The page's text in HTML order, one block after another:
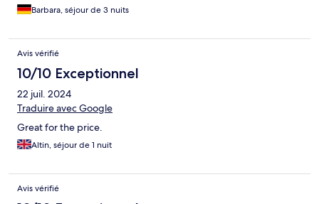
Barbara, séjour de 3 nuits
Avis vérifié
10/10 Exceptionnel
22 juil. 2024
Traduire avec Google
Great for the price.
Altin, séjour de 1 nuit
Avis vérifié